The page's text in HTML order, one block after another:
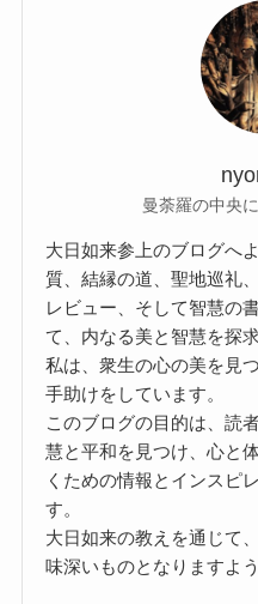
曼荼羅の中央
大日如来参上のブログへ
質、結縁の道、聖地巡礼
レビュー、そして智慧の
て、内なる美と智慧を探求
私は、衆生の心の美を見
手助けをしています。
このブログの目的は、読
慧と平和を見つけ、心と
くための情報とインスピ
す。
大日如来の教えを通じて
味深いものとなりますよう